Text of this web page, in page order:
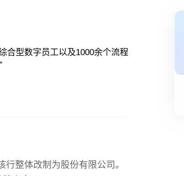
合型数字员工以及1000余个流程
整体改制为股份有限公司。